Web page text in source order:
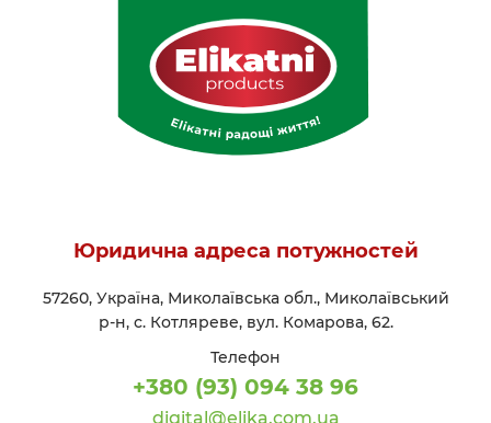
Юридична адреса потужностей
57260, Україна, Миколаївська обл., Миколаївський
р-н, с. Котляреве, вул. Комарова, 62.
Телефон
+380 (93) 094 38 96
digital@elika.com.ua